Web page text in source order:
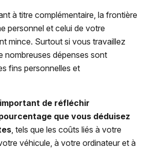
à titre complémentaire, la frontière
personnel et celui de votre
mince. Surtout si vous travaillez
nombreuses dépenses sont
fins personnelles et
important de réfléchir
que vous déduisez
, tels que les coûts liés à votre
véhicule, à votre ordinateur et à